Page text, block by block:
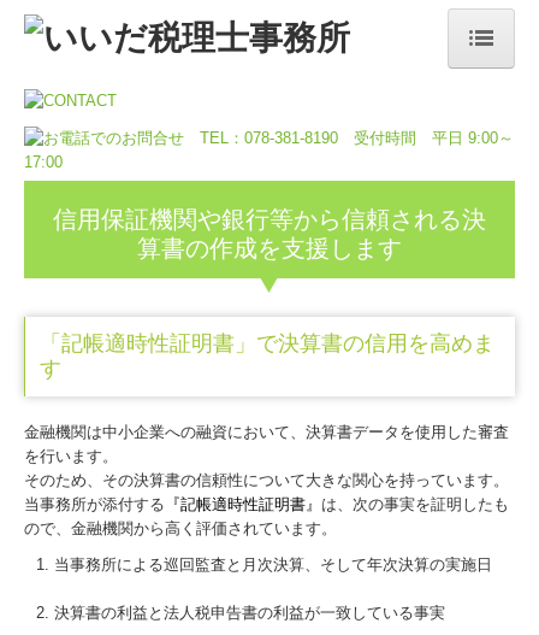
ホーム
事務所案内／事务所信息
事務所の特長／事务所特色
業務内容／业务内容
顧問契約のながれ／合同签约流程
採用情報／招聘信息
募集要項／招聘要求
お問合せ／询问
信用保証機関や銀行等から信頼される決
算書の作成を支援します
「記帳適時性証明書」で決算書の信用を高めま
す
金融機関は中小企業への融資において、決算書データを使用した審査
を行います。
そのため、その決算書の信頼性について大きな関心を持っています。
当事務所が添付する 『記帳適時性証明書』 は、次の事実を証明したも
ので、金融機関から高く評価されています。
当事務所による巡回監査と月次決算、そして年次決算の実施日
決算書の利益と法人税申告書の利益が一致している事実